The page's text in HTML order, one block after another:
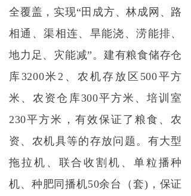
全覆盖，实现“田成方、林成网、路
相通、渠相连、旱能浇、涝能排、
地力足、灾能减”。建有粮食储存仓
库3200米2、农机存放区500平方
米、农资仓库300平方米、培训室
230平方米，有效保证了粮食、农
资、农机具等的存放问题。有大型
拖拉机、联合收割机、单粒播种
机、种肥同播机50余台（套)，保证